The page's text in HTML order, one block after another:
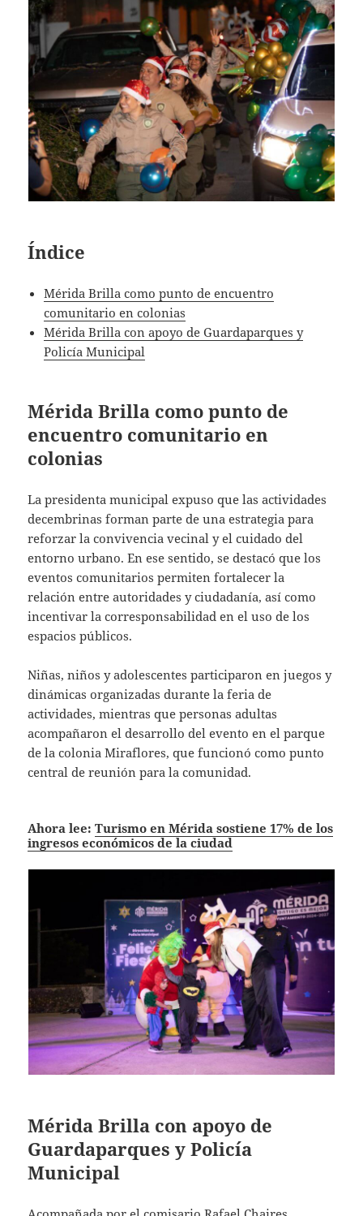
Índice
Mérida Brilla como punto de encuentro
comunitario en colonias
Mérida Brilla con apoyo de Guardaparques y
Policía Municipal
Mérida Brilla como punto de
encuentro comunitario en
colonias
La presidenta municipal expuso que las actividades
decembrinas forman parte de una estrategia para
reforzar la convivencia vecinal y el cuidado del
entorno urbano. En ese sentido, se destacó que los
eventos comunitarios permiten fortalecer la
relación entre autoridades y ciudadanía, así como
incentivar la corresponsabilidad en el uso de los
espacios públicos.
Niñas, niños y adolescentes participaron en juegos y
dinámicas organizadas durante la feria de
actividades, mientras que personas adultas
acompañaron el desarrollo del evento en el parque
de la colonia Miraflores, que funcionó como punto
central de reunión para la comunidad.
Ahora lee:Turismo en Mérida sostiene 17% de los
ingresos económicos de la ciudad
Mérida Brilla con apoyo de
Guardaparques y Policía
Municipal